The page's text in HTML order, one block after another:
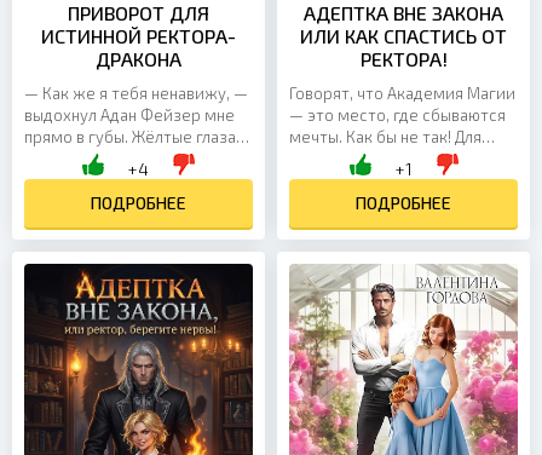
ПРИВОРОТ ДЛЯ
ИСТИННОЙ РЕКТОРА-
ДРАКОНА
— Как же я тебя ненавижу, —
выдохнул Адан Фейзер мне
прямо в губы. Жёлтые глаза
дракона горели таким огнём,
что у меня перехватило
дыхание. Я...
+4
ПОДРОБНЕЕ
АДЕПТКА ВНЕ ЗАКОНА
ИЛИ КАК СПАСТИСЬ ОТ
РЕКТОРА!
Говорят, что Академия Магии
— это место, где сбываются
мечты. Как бы не так! Для
меня она стала клеткой. Я
нахожусь здесь незаконно, и
если моя тайна...
+1
ПОДРОБНЕЕ